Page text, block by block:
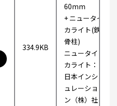
334.9KB
60mm
+ ニュータイ
カライト(鉄
骨柱)
ニュータイ
カライト：
日本インシ
ュレーショ
ン（株）社